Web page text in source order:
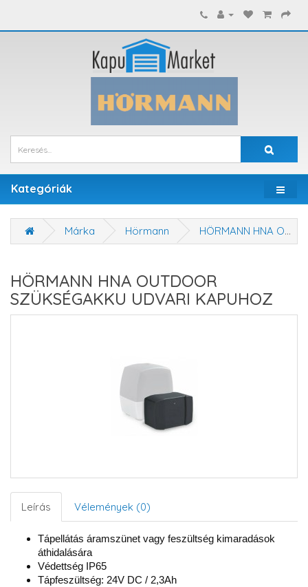
Kategóriák
Márka Hörmann HÖRMANN HNA OUTDOOR SZÜKSÉGAKKU UDVARI KAPUHOZ
HÖRMANN HNA OUTDOOR
SZÜKSÉGAKKU UDVARI KAPUHOZ
Leírás Vélemények (0)
Tápellátás áramszünet vagy feszültség kimaradások
áthidalására
Védettség IP65
Tápfeszültség: 24V DC / 2,3Ah